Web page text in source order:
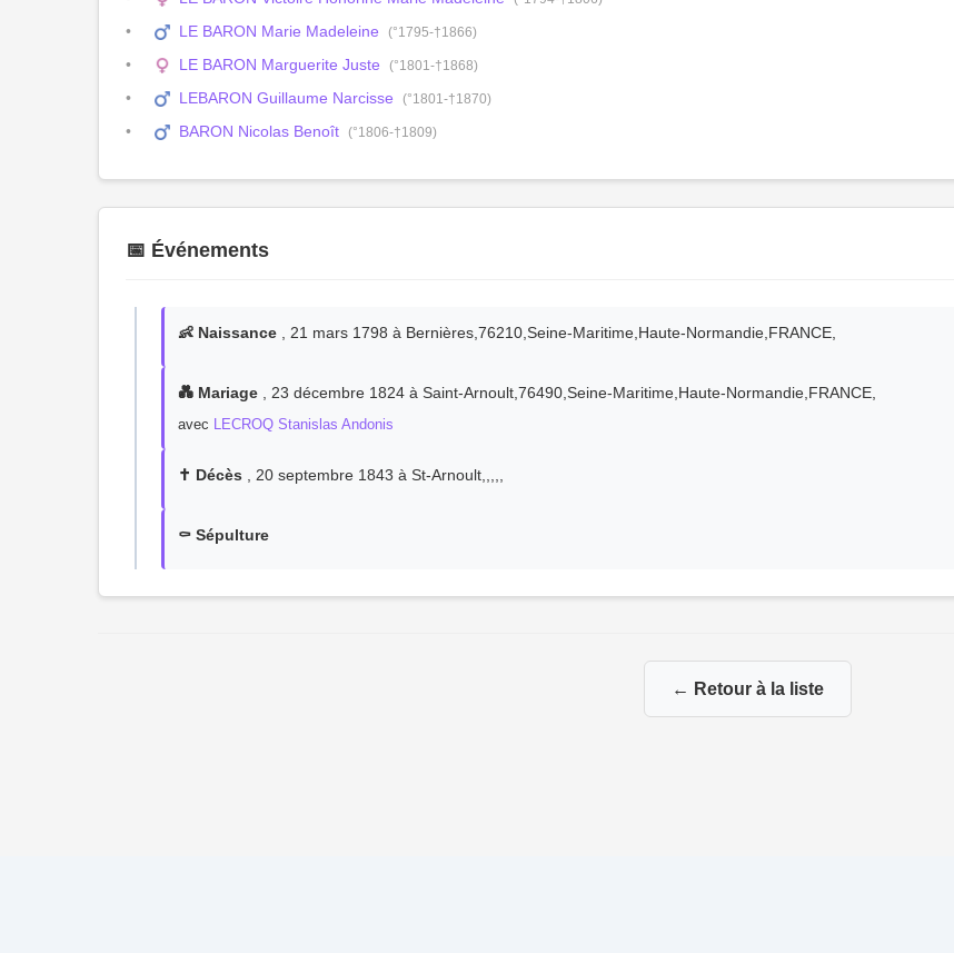
LE BARON Marie Madeleine (°1795-†1866)
LE BARON Marguerite Juste (°1801-†1868)
LEBARON Guillaume Narcisse (°1801-†1870)
BARON Nicolas Benoît (°1806-†1809)
📅 Événements
👶 Naissance , 21 mars 1798 à Bernières,76210,Seine-Maritime,Haute-Normandie,FRANCE,
💑 Mariage , 23 décembre 1824 à Saint-Arnoult,76490,Seine-Maritime,Haute-Normandie,FRANCE,
avec LECROQ Stanislas Andonis
✝️ Décès , 20 septembre 1843 à St-Arnoult,,,,,
⚰️ Sépulture
← Retour à la liste